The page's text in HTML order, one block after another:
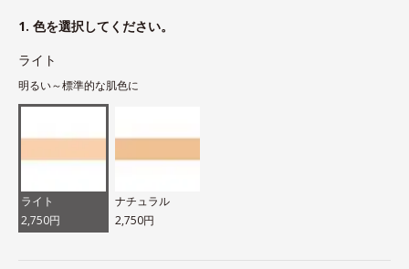
1. 色を選択してください。
ライト
明るい～標準的な肌色に
ライト
2,750円
ナチュラル
2,750円